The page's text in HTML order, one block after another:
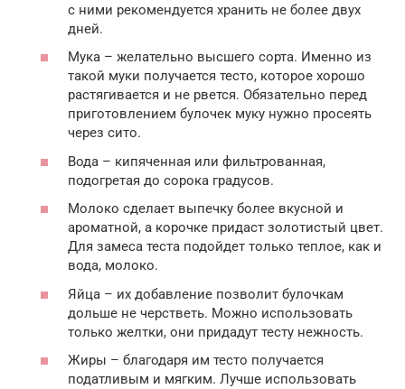
с ними рекомендуется хранить не более двух
дней.
Мука – желательно высшего сорта. Именно из
такой муки получается тесто, которое хорошо
растягивается и не рвется. Обязательно перед
приготовлением булочек муку нужно просеять
через сито.
Вода – кипяченная или фильтрованная,
подогретая до сорока градусов.
Молоко сделает выпечку более вкусной и
ароматной, а корочке придаст золотистый цвет.
Для замеса теста подойдет только теплое, как и
вода, молоко.
Яйца – их добавление позволит булочкам
дольше не черстветь. Можно использовать
только желтки, они придадут тесту нежность.
Жиры – благодаря им тесто получается
податливым и мягким. Лучше использовать